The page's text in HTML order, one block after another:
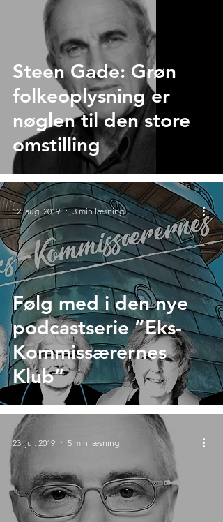
Steen Gade: Grøn
folkeoplysning er
nøglen til den store
omstilling
Følg med i den nye
podcastserie ”Eks-
Kommissærernes
Klub”
12. aug. 2019 3 min læsning
23. jul. 2019 5 min læsning